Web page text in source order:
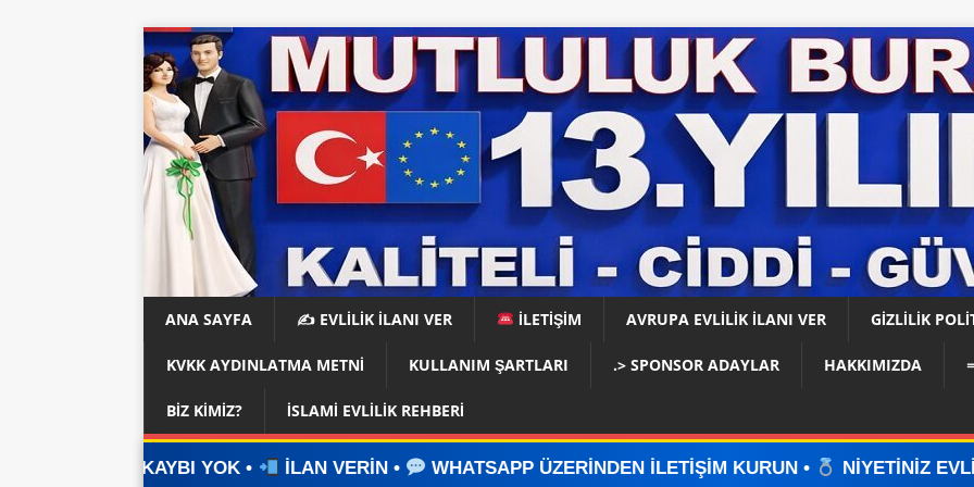
ANA SAYFA ✍️ EVLİLİK İLANI VER İLETİŞİM AVRUPA EVLİLİK İLANI VER GIZLILIK
KVKK AYDINLATMA METNI KULLANIM ŞARTLARI .> SPONSOR ADAYLAR HAKKIMIZDA
BIZ KIMIZ? İSLAMI EVLILIK REHBERI
İLAN VERİN • WHATSAPP ÜZERİNDEN İLETİŞİM KURUN • NİYETİNİZ EVLİLİKSE, DOĞRU